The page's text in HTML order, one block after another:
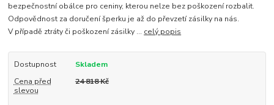
bezpečnostní obálce pro ceniny, kterou nelze bez poškození rozbalit.
Odpovědnost za doručení šperku je až do převzetí zásilky na nás.
V případě ztráty či poškození zásilky ... celý popis
Dostupnost
Skladem
Cena před
slevou
24 818 Kč